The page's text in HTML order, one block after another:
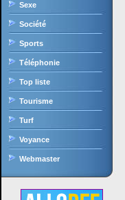
Sexe
Société
Sports
Téléphonie
Top liste
Tourisme
Turf
Voyance
Webmaster